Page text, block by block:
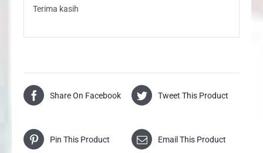
Terima kasih
Share On Facebook Tweet This Product
Pin This Product Email This Product